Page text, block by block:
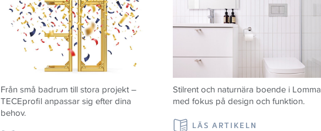
Från små badrum till stora projekt –
TECEprofil anpassar sig efter dina
behov.
Stilrent och naturnära boende i Lomma
med fokus på design och funktion.
LÄS ARTIKELN